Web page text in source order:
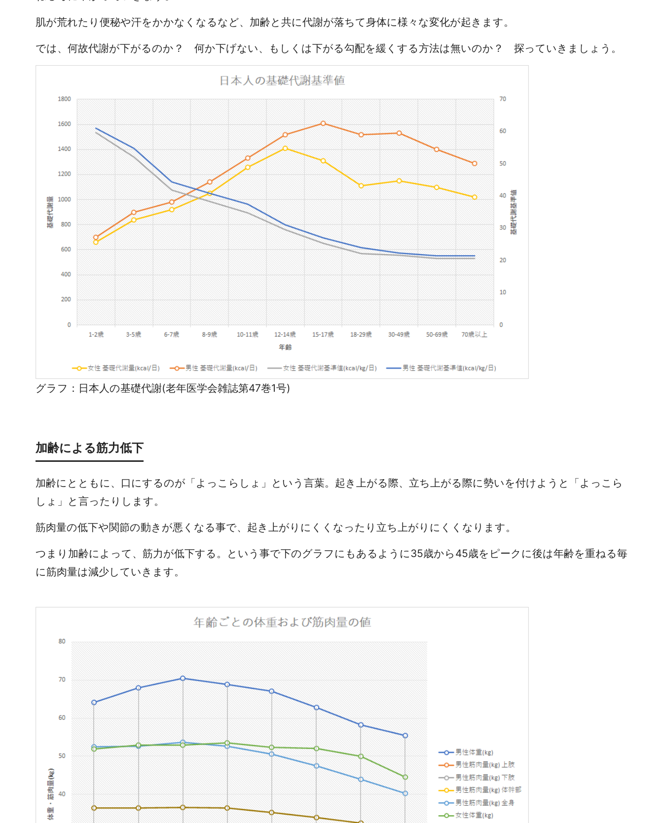
肌が荒れたり便秘や汗をかかなくなるなど、加齢と共に代謝が落ちて身体に様々な変化が起きます。
では、何故代謝が下がるのか？ 何か下げない、もしくは下がる勾配を緩くする方法は無いのか？ 探っていきましょう。
グラフ：日本人の基礎代謝(老年医学会雑誌第47巻1号)
加齢による筋力低下
加齢にとともに、口にするのが「よっこらしょ」という言葉。起き上がる際、立ち上がる際に勢いを付けようと「よっこら
しょ」と言ったりします。
筋肉量の低下や関節の動きが悪くなる事で、起き上がりにくくなったり立ち上がりにくくなります。
つまり加齢によって、筋力が低下する。という事で下のグラフにもあるように35歳から45歳をピークに後は年齢を重ねる毎
に筋肉量は減少していきます。